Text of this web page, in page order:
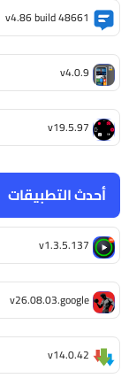
أحدث التطبيقات
v1.3.5.137
v26.08.03.google
v14.0.42
v4.86 build 48661
v4.0.9
v19.5.97